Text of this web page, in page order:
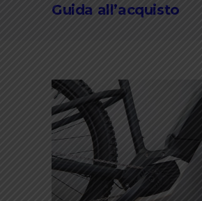
Guida all’acquisto